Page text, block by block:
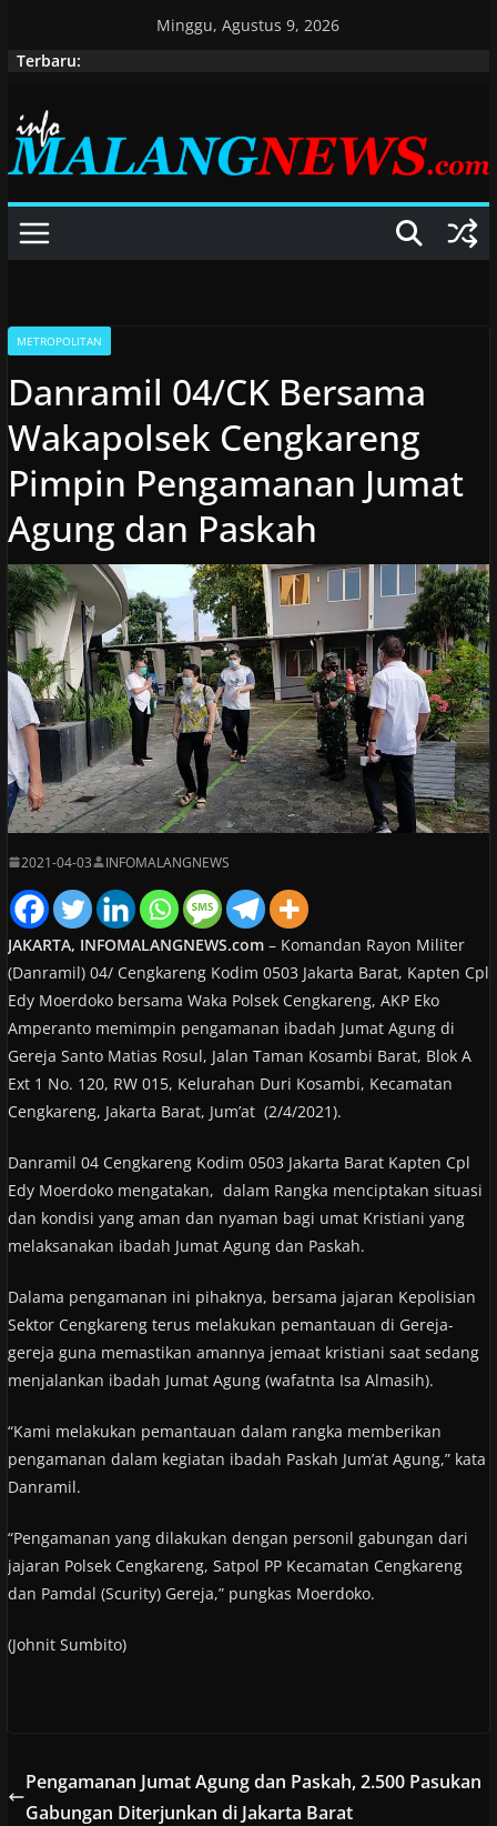
Minggu, Agustus 9, 2026
Terbaru:
METROPOLITAN
Danramil 04/CK Bersama
Wakapolsek Cengkareng
Pimpin Pengamanan Jumat
Agung dan Paskah
2021-04-03 INFOMALANGNEWS
JAKARTA, INFOMALANGNEWS.com– Komandan Rayon Militer
(Danramil) 04/ Cengkareng Kodim 0503 Jakarta Barat, Kapten Cpl
Edy Moerdoko bersama Waka Polsek Cengkareng, AKP Eko
Amperanto memimpin pengamanan ibadah Jumat Agung di
Gereja Santo Matias Rosul, Jalan Taman Kosambi Barat, Blok A
Ext 1 No. 120, RW 015, Kelurahan Duri Kosambi, Kecamatan
Cengkareng, Jakarta Barat, Jum’at (2/4/2021).
Danramil 04 Cengkareng Kodim 0503 Jakarta Barat Kapten Cpl
Edy Moerdoko mengatakan, dalam Rangka menciptakan situasi
dan kondisi yang aman dan nyaman bagi umat Kristiani yang
melaksanakan ibadah Jumat Agung dan Paskah.
Dalama pengamanan ini pihaknya, bersama jajaran Kepolisian
Sektor Cengkareng terus melakukan pemantauan di Gereja-
gereja guna memastikan amannya jemaat kristiani saat sedang
menjalankan ibadah Jumat Agung (wafatnta Isa Almasih).
“Kami melakukan pemantauan dalam rangka memberikan
pengamanan dalam kegiatan ibadah Paskah Jum’at Agung,” kata
Danramil.
“Pengamanan yang dilakukan dengan personil gabungan dari
jajaran Polsek Cengkareng, Satpol PP Kecamatan Cengkareng
dan Pamdal (Scurity) Gereja,” pungkas Moerdoko.
(Johnit Sumbito)
Pengamanan Jumat Agung dan Paskah, 2.500 Pasukan
Gabungan Diterjunkan di Jakarta Barat